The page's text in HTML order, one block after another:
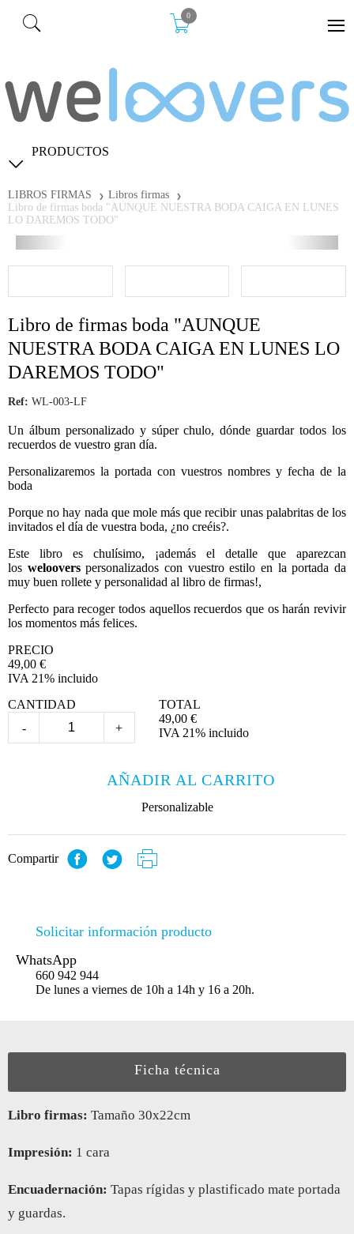
0
PRODUCTOS
LIBROS FIRMAS
Libros firmas
Libro de firmas boda "AUNQUE NUESTRA BODA CAIGA EN LUNES
LO DAREMOS TODO"
Libro de firmas boda "AUNQUE
NUESTRA BODA CAIGA EN LUNES LO
DAREMOS TODO"
Ref: WL-003-LF
Un álbum personalizado y súper chulo, dónde guardar todos los
recuerdos de vuestro gran día.
Personalizaremos la portada con vuestros nombres y fecha de la
boda
Porque no hay nada que mole más que recibir unas palabritas de los
invitados el día de vuestra boda, ¿no creéis?.
Este libro es chulísimo, ¡además el detalle que aparezcan
los welooverspersonalizados con vuestro estilo en la portada da
muy buen rollete y personalidad al libro de firmas!,
Perfecto para recoger todos aquellos recuerdos que os harán revivir
los momentos más felices.
PRECIO
49,00 €
IVA 21% incluido
CANTIDAD
-
+
TOTAL
49,00 €
IVA 21% incluido
AÑADIR AL CARRITO
Personalizable
Compartir
Solicitar información producto
WhatsApp
660 942 944
De lunes a viernes de 10h a 14h y 16 a 20h.
Ficha técnica
Libro firmas: Tamaño 30x22cm
Impresión: 1 cara
Encuadernación: Tapas rígidas y plastificado mate portada
y guardas.